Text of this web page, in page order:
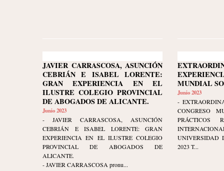
JAVIER CARRASCOSA, ASUNCIÓN
CEBRIÁN E ISABEL LORENTE:
GRAN EXPERIENCIA EN EL
ILUSTRE COLEGIO PROVINCIAL
DE ABOGADOS DE ALICANTE.
Junio 2023
- JAVIER CARRASCOSA, ASUNCIÓN
CEBRIÁN E ISABEL LORENTE: GRAN
EXPERIENCIA EN EL ILUSTRE COLEGIO
PROVINCIAL DE ABOGADOS DE
ALICANTE.
- JAVIER CARRASCOSA pronu...
MUNDIAL
Junio 2023
-
CONGRESO
PRÁCTICOS
UNIVERSIDAD
2023 T...